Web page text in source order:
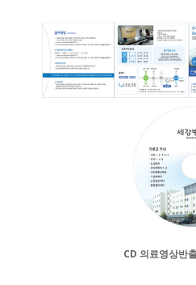
CD 의료영상반